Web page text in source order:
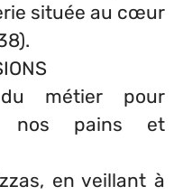
située au cœur
métier pour
nos pains et
en veillant à